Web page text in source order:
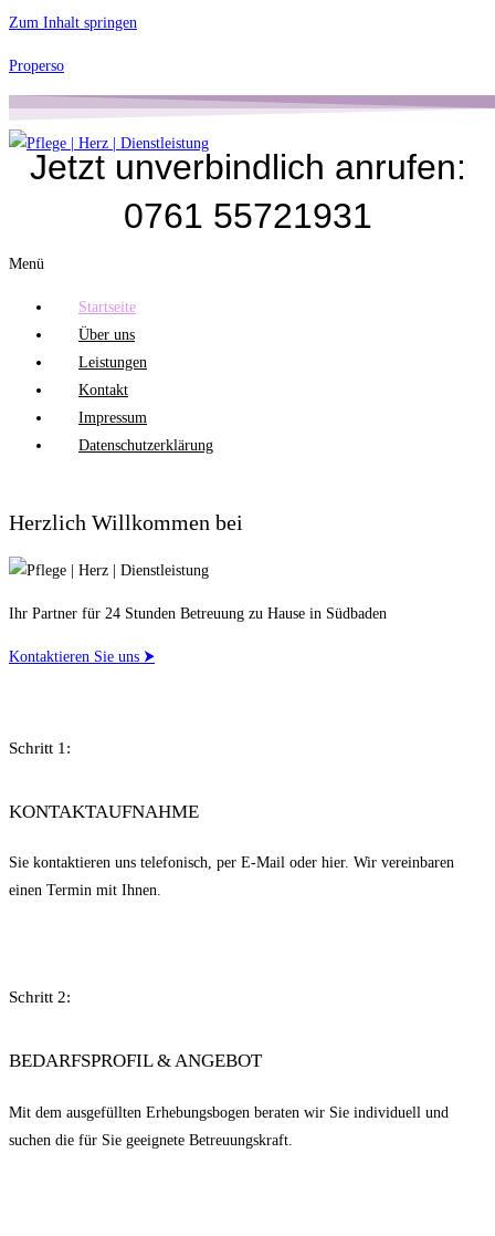
Zum Inhalt springen
Properso
Jetzt unverbindlich anrufen:
0761 55721931
Menü
Startseite
Über uns
Leistungen
Kontakt
Impressum
Datenschutzerklärung
Herzlich Willkommen bei
Ihr Partner für 24 Stunden Betreuung zu Hause in Südbaden
Kontaktieren Sie uns ⮞
Schritt 1:
KONTAKTAUFNAHME
Sie kontaktieren uns telefonisch, per E-Mail oder hier. Wir vereinbaren
einen Termin mit Ihnen.
Schritt 2:
BEDARFSPROFIL & ANGEBOT
Mit dem ausgefüllten Erhebungsbogen beraten wir Sie individuell und
suchen die für Sie geeignete Betreuungskraft.